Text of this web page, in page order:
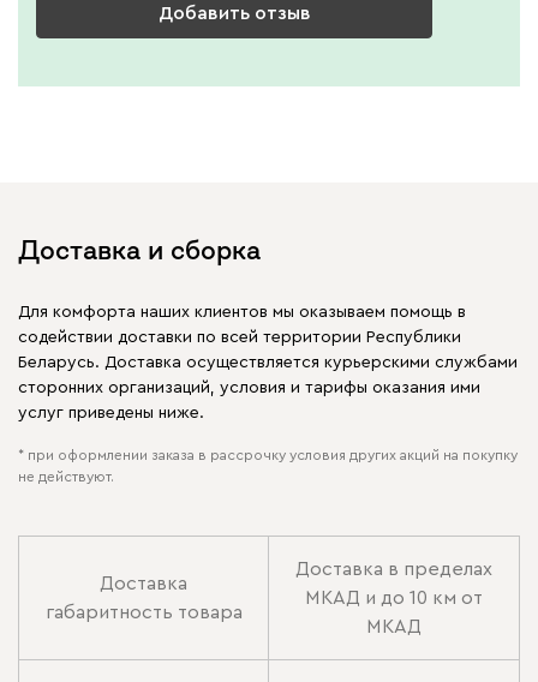
Добавить отзыв
Доставка и сборка
Для комфорта наших клиентов мы оказываем помощь в
содействии доставки по всей территории Республики
Беларусь. Доставка осуществляется курьерскими службами
сторонних организаций, условия и тарифы оказания ими
услуг приведены ниже.
* при оформлении заказа в рассрочку условия других акций на покупку
не действуют.
Доставка
габаритность товара
Доставка в пределах
МКАД и до 10 км от
МКАД